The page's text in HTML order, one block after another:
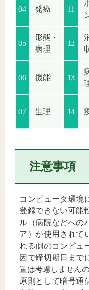
04 発癌 11
05
形態・
病理
12
06 機能 13
07 生理 14
注意事項
コンピュータ環境
登録できない可能
ル（病院などへの
ア）が使用されて
れる側のコンピュ
因で締切期日まで
置は考慮しません
原則として暗号通